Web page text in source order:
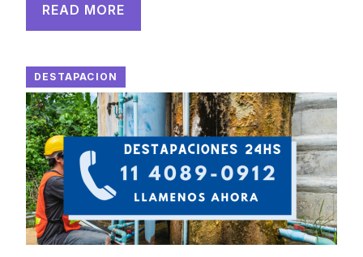
READ MORE
DESTAPACION